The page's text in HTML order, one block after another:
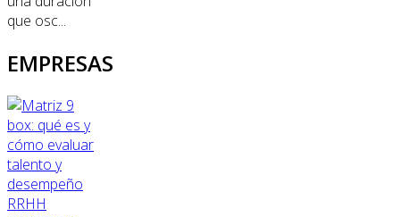
que osc...
EMPRESAS
RRHH